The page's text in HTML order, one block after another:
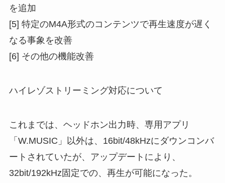
を追加
[5] 特定のM4A形式のコンテンツで再生速度が遅く
なる事象を改善
[6] その他の機能改善
ハイレゾストリーミング対応について
これまでは、ヘッドホン出力時、専用アプリ
「W.MUSIC」以外は、16bit/48kHzにダウンコンバ
ートされていたが、アップデートにより、
32bit/192kHz固定での、再生が可能になった。